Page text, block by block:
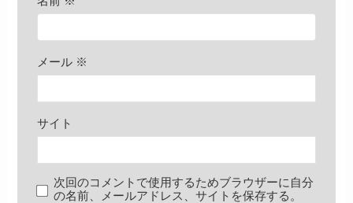
メール ※
サイト
次回のコメントで使用するためブラウザーに自分
の名前、メールアドレス、サイトを保存する。